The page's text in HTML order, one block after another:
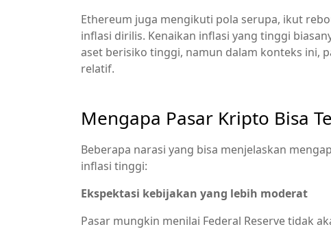
Ethereum juga mengikuti pola serupa, ikut
inflasi dirilis. Kenaikan inflasi yang tinggi
aset berisiko tinggi, namun dalam konteks ini,
relatif.
Mengapa Pasar Kripto Bisa
Beberapa narasi yang bisa menjelaskan
inflasi tinggi:
Ekspektasi kebijakan yang lebih moderat
Pasar mungkin menilai Federal Reserve tidak